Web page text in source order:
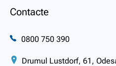
Contacte
0800 750 390
Drumul Lustdorf, 61,